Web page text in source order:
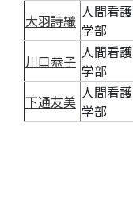
大羽詩織 人間看護
学部
川口恭子 人間看護
学部
下通友美 人間看護
学部